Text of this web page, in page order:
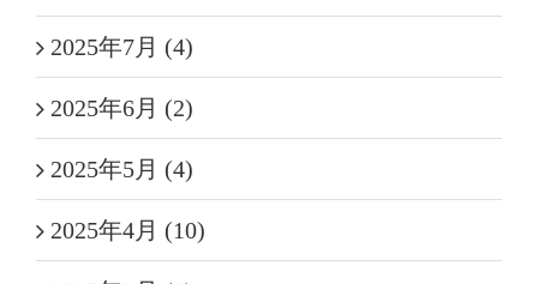
2025年7月 (4)
2025年6月 (2)
2025年5月 (4)
2025年4月 (10)